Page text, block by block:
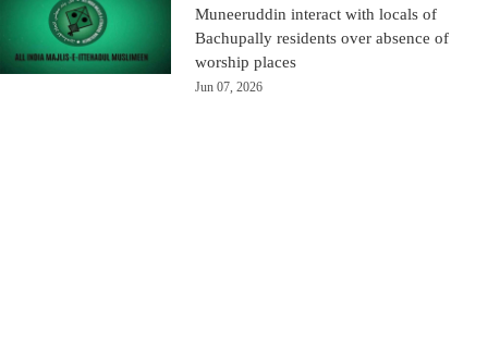
Muneeruddin interact with locals of
Bachupally residents over absence of
worship places
Jun 07, 2026